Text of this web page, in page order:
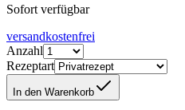
Sofort verfügbar
versandkostenfrei
Anzahl
Rezeptart
In den Warenkorb